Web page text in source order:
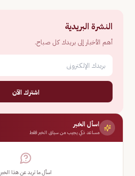
النشرة البريدية
أهم الأخبار إلى بريدك كل صباح.
اشترك الآن
اسأل الخبر
مساعد ذكي يجيب من سياق الخبر فقط
اسأل ما تريد عن هذا الخبر